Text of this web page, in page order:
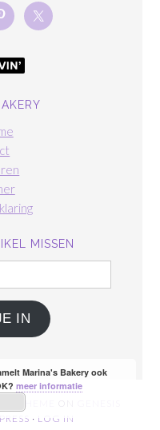
MISSEN
IN
THEME
· LOG IN
Marina's Bakery ook
meer informatie